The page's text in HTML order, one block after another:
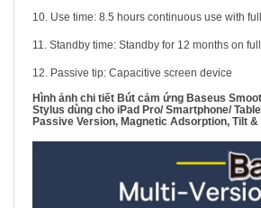
10. Use time: 8.5 hours continuous use with
11. Standby time: Standby for 12 months on
12. Passive tip: Capacitive screen device
Hình ảnh chi tiết Bút cảm ứng Baseus
Stylus dùng cho iPad Pro/ Smartphone/
Passive Version, Magnetic Adsorption, Tilt